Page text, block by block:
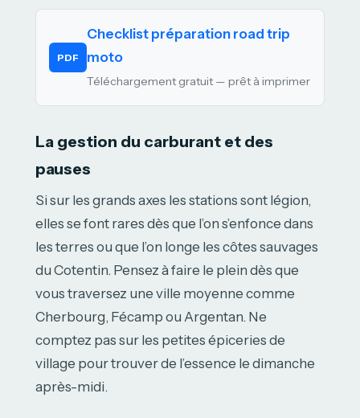
PDF
Checklist préparation road trip
moto
Téléchargement gratuit — prêt à imprimer
La gestion du carburant et des
pauses
Si sur les grands axes les stations sont légion,
elles se font rares dès que l’on s’enfonce dans
les terres ou que l’on longe les côtes sauvages
du Cotentin. Pensez à faire le plein dès que
vous traversez une ville moyenne comme
Cherbourg, Fécamp ou Argentan. Ne
comptez pas sur les petites épiceries de
village pour trouver de l’essence le dimanche
après-midi.